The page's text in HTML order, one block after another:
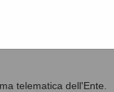
telematica dell'Ente.